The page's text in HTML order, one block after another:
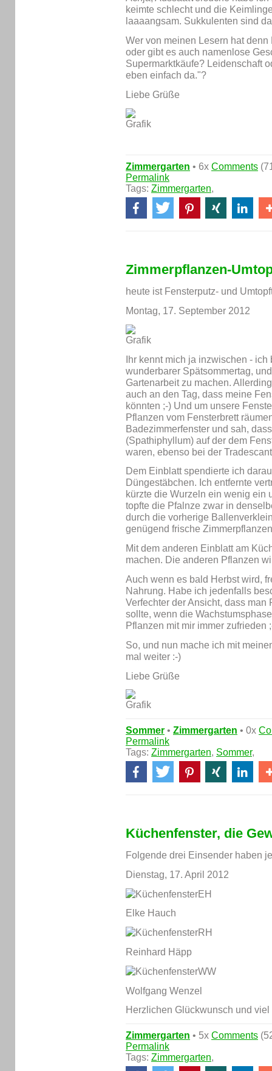
keimte schlecht und die
laaaangsam. Sukkulenten sind
Wer von meinen Lesern hat
oder gibt es auch namenlose
Supermarktkäufe? Leidenschaft
eben einfach da."?
Liebe Grüße
Zimmergarten • 6x Comments
Permalink
Tags: Zimmergarten,
Zimmerpflanzen-
heute ist Fensterputz- und
Montag, 17. September 2012
Ihr kennt mich ja inzwischen -
wunderbarer Spätsommertag,
Gartenarbeit zu machen.
auch an den Tag, dass meine
könnten ;-) Und um unsere
Pflanzen vom Fensterbrett
Badezimmerfenster und sah,
(Spathiphyllum) auf der dem
waren, ebenso bei der
Dem Einblatt spendierte ich
Düngestäbchen. Ich entfernte
kürzte die Wurzeln ein wenig ein
topfte die Pfalnze zwar in
durch die vorherige
genügend frische
Mit dem anderen Einblatt am
machen. Die anderen Pflanzen
Auch wenn es bald Herbst wird,
Nahrung. Habe ich jedenfalls
Verfechter der Ansicht, dass
sollte, wenn die
Pflanzen mit mir immer zufrieden
So, und nun mache ich mit
mal weiter :-)
Liebe Grüße
Sommer • Zimmergarten • 0x
Permalink
Tags: Zimmergarten, Sommer,
Küchenfenster, die
Folgende drei Einsender haben
Dienstag, 17. April 2012
Elke Hauch
Reinhard Häpp
Wolfgang Wenzel
Herzlichen Glückwunsch und
Zimmergarten • 5x Comments
Permalink
Tags: Zimmergarten,